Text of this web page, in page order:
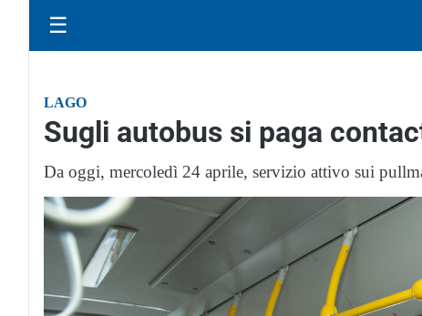
☰
LAGO
Sugli autobus si paga
Da oggi, mercoledì 24 aprile, servizio attivo sui